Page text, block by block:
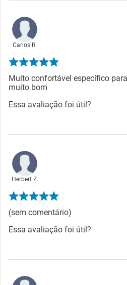
Carlos R.
Muito confortável específico
muito bom
Essa avaliação foi útil?
Herbert Z.
(sem comentário)
Essa avaliação foi útil?